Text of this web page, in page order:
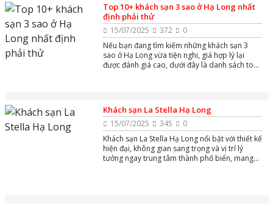
Top 10+ khách sạn 3 sao ở Hạ Long nhất
định phải thử
15/07/2025 372
0
Nếu bạn đang tìm kiếm những khách sạn 3
sao ở Hạ Long vừa tiện nghi, giá hợp lý lại
được đánh giá cao, dưới đây là danh sách top
Khách sạn La Stella Hạ Long
15/07/2025 345
0
Khách sạn La Stella Hạ Long nổi bật với thiết kế
hiện đại, không gian sang trọng và vị trí lý
tưởng ngay trung tâm thành phố biển, mang